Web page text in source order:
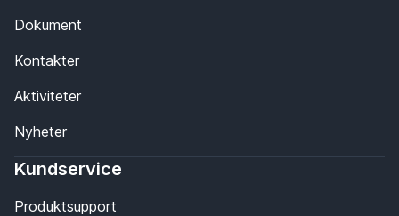
Dokument
Kontakter
Aktiviteter
Nyheter
Kundservice
Produktsupport